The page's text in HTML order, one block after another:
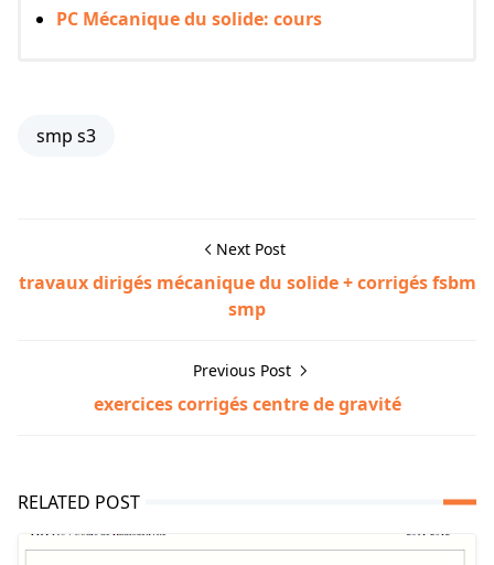
PC Mécanique du solide: cours
smp s3
Next Post
travaux dirigés mécanique du solide + corrigés fsbm
smp
Previous Post
exercices corrigés centre de gravité
RELATED POST